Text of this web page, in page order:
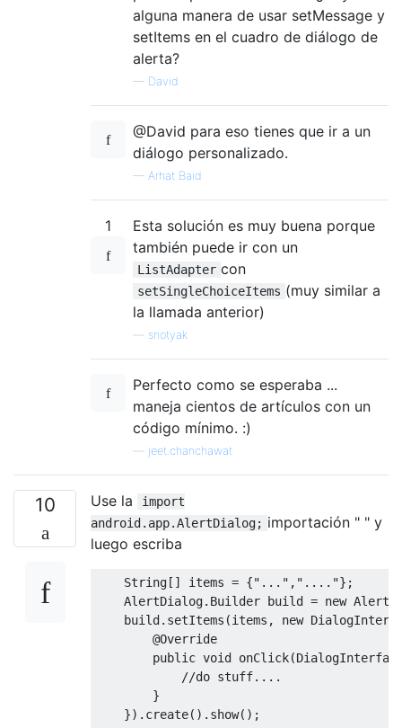
alguna manera de usar setMessage y
setItems en el cuadro de diálogo de
alerta?
— David
@David para eso tienes que ir a un
diálogo personalizado.
— Arhat Baid
1
Esta solución es muy buena porque
también puede ir con un
ListAdapter con
setSingleChoiceItems (muy similar a
la llamada anterior)
snotyak
Perfecto como se esperaba ...
maneja cientos de artículos con un
código mínimo. :)
jeet.chanchawat
10 Use la
import
android.app.AlertDialog; importación " " y
luego escriba
String [] items = {"..." , "...."};
AlertDialog. Builder build = new
    build
. setItems (items , new
@Override
public void onClick(
//do stuff....
}
}). create(). show();